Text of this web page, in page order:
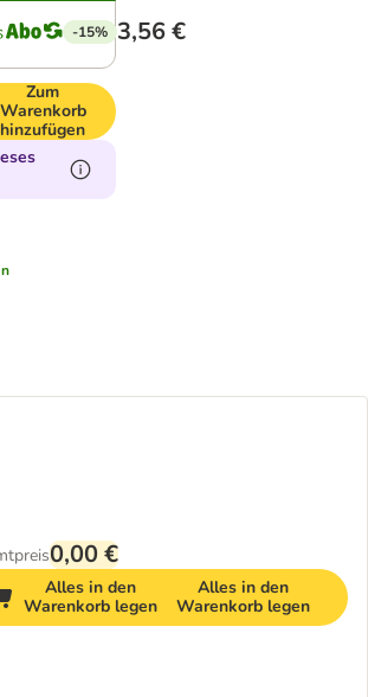
-15% 3,56 €
Zum
Warenkorb
hinzufügen
0,00 €
Alles in den
Warenkorb legen
Alles in den
Warenkorb legen